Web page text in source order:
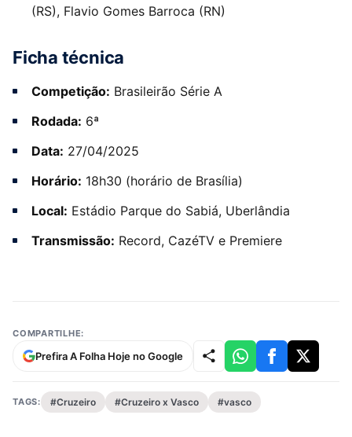
(RS), Flavio Gomes Barroca (RN)
Ficha técnica
Competição: Brasileirão Série A
Rodada: 6ª
Data: 27/04/2025
Horário: 18h30 (horário de Brasília)
Local: Estádio Parque do Sabiá, Uberlândia
Transmissão: Record, CazéTV e Premiere
COMPARTILHE:
Prefira A Folha Hoje no Google
TAGS: #Cruzeiro #Cruzeiro x Vasco #vasco